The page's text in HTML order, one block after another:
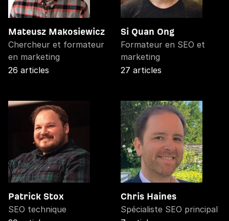
Mateusz Makosiewicz
Chercheur et formateur
en marketing
26 articles
Si Quan Ong
Formateur en SEO et
marketing
27 articles
Patrick Stox
SEO technique
Chris Haines
Spécialiste SEO principal